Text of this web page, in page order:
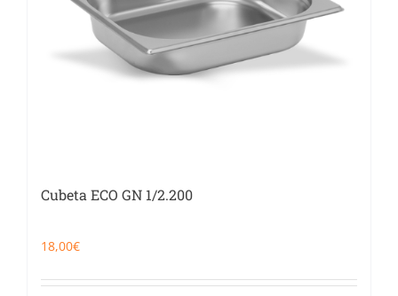
Cubeta ECO GN 1/2.200
18,00€